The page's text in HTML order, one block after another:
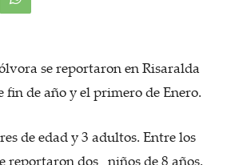
se reportaron en Risaralda
fin de año y el primero de Enero.
de edad y 3 adultos. Entre los
reportaron dos niños de 8 años.